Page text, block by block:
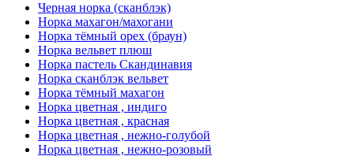
Черная норка (сканблэк)
Норка махагон/махогани
Норка тёмный орех (браун)
Норка вельвет плюш
Норка пастель Скандинавия
Норка сканблэк вельвет
Норка тёмный махагон
Норка цветная , индиго
Норка цветная , красная
Норка цветная , нежно-голубой
Норка цветная , нежно-розовый